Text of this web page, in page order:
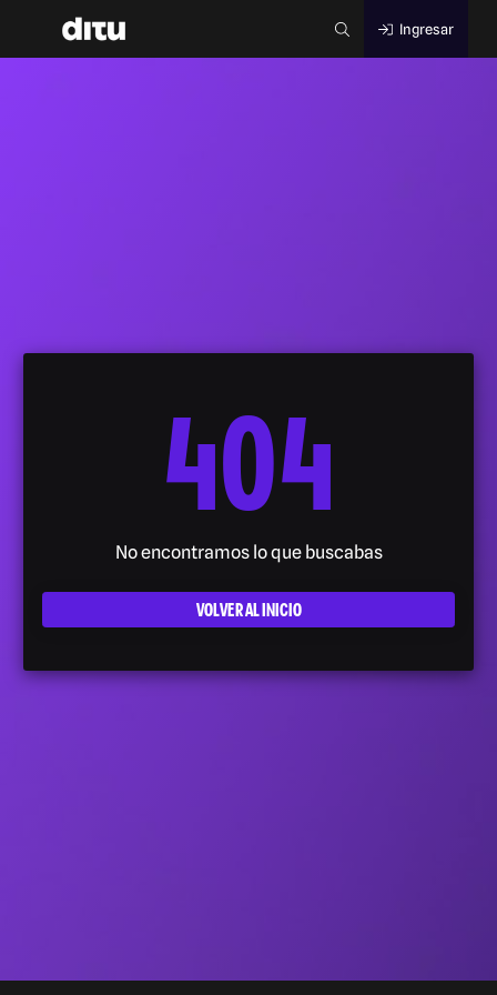
Ingresar
404
No encontramos lo que buscabas
VOLVER AL INICIO